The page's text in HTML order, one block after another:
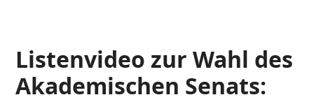
Listenvideo zur Wahl des
Akademischen Senats: